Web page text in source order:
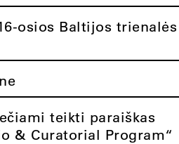
osios Baltijos trienalės
teikti paraiškas
& Curatorial Program“